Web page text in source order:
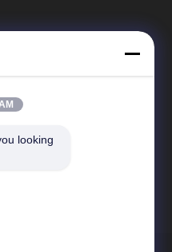
looking